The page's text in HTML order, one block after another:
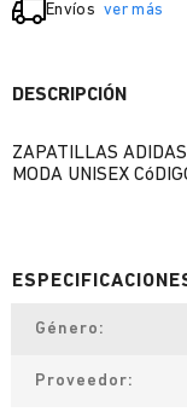
Envíos ver más
DESCRIPCIÓN
ZAPATILLAS
MODA UNISEX
Género
Proveedor